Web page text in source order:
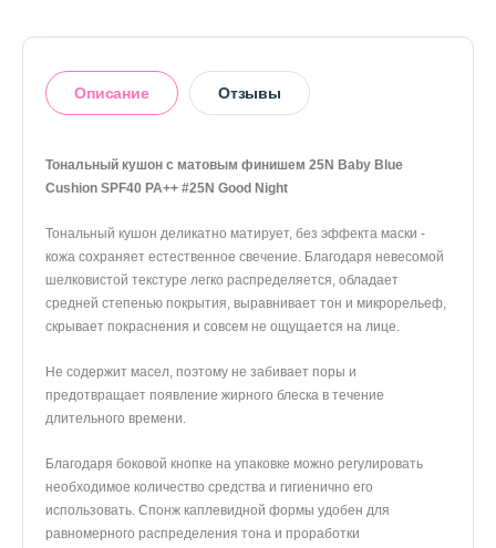
+7 (996) 962 69 66
Описание Отзывы
Тональный кушон с матовым финишем 25N Baby Blue
Cushion SPF40 PA++ #25N Good Night
Тональный кушон деликатно матирует, без эффекта маски -
кожа сохраняет естественное свечение. Благодаря невесомой
шелковистой текстуре легко распределяется, обладает
средней степенью покрытия, выравнивает тон и микрорельеф,
скрывает покраснения и совсем не ощущается на лице.
Не содержит масел, поэтому не забивает поры и
предотвращает появление жирного блеска в течение
длительного времени.
Благодаря боковой кнопке на упаковке можно регулировать
необходимое количество средства и гигиенично его
использовать. Спонж каплевидной формы удобен для
равномерного распределения тона и проработки